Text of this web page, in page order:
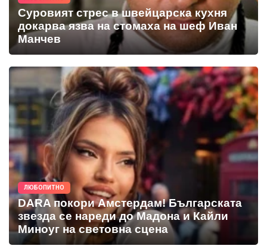
Суровият стрес в швейцарска кухня
докарва язва на стомаха на шеф Иван
Манчев
ЛЮБОПИТНО
DARA покори Амстердам! Българската
звезда се нареди до Мадона и Кайли
Миноуг на световна сцена